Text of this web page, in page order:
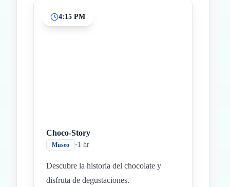
4:15 PM
Choco-Story
Museo •1 hr
Descubre la historia del chocolate y
disfruta de degustaciones.